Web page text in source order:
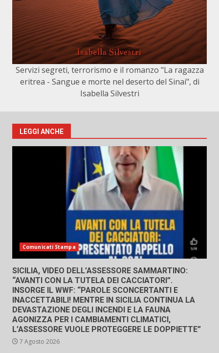
Servizi segreti, terrorismo e il romanzo "La ragazza
eritrea - Sangue e morte nel deserto del Sinai", di
Isabella Silvestri
LEGGI ANCHE
Comunicati Stampa
SICILIA, VIDEO DELL’ASSESSORE SAMMARTINO:
“AVANTI CON LA TUTELA DEI CACCIATORI”.
INSORGE IL WWF: “PAROLE SCONCERTANTI E
INACCETTABILI! MENTRE IN SICILIA CONTINUA LA
DEVASTAZIONE DEGLI INCENDI E LA FAUNA
AGONIZZA PER I CAMBIAMENTI CLIMATICI,
L’ASSESSORE VUOLE PROTEGGERE LE DOPPIETTE”
7 Agosto 2026